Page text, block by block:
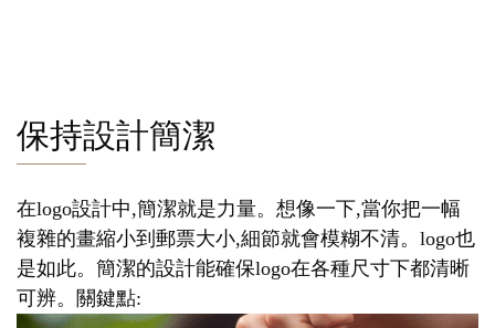
保持設計簡潔
在logo設計中,簡潔就是力量。想像一下,當你把一幅
複雜的畫縮小到郵票大小,細節就會模糊不清。logo也
是如此。簡潔的設計能確保logo在各種尺寸下都清晰
可辨。關鍵點: